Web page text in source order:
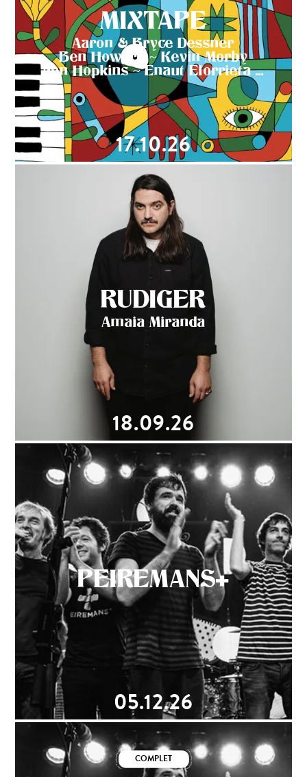
MIXTAPE
Aaron & Bryce Dessner
Ben Howard ~ Kevin Morby
Jon Hopkins ~ Enaut Elorrieta ...
17.10.26
RUDIGER
Amaia Miranda
18.09.26
PEIREMANS+
05.12.26
COMPLET